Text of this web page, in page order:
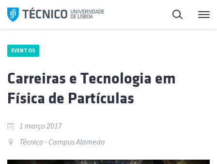
Saltar
para
Pesquisa
EVENTOS
Carreiras e Tecnologia em
Física de Partículas
1 março 2017
Técnico - Campus Alameda